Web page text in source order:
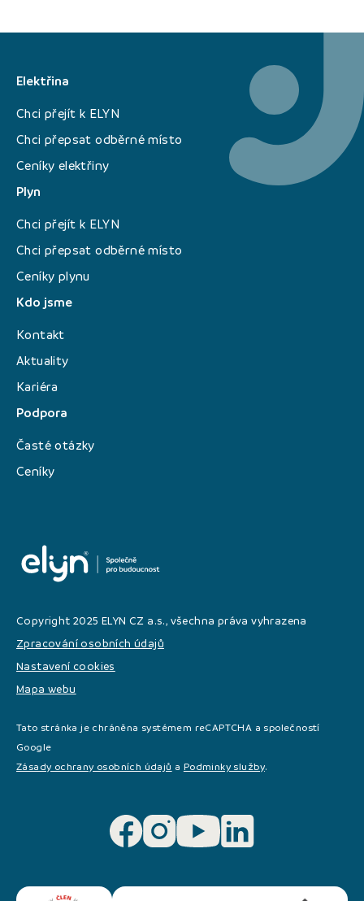
Elektřina
Chci přejít k ELYN
Chci přepsat odběrné místo
Ceníky elektřiny
Plyn
Chci přejít k ELYN
Chci přepsat odběrné místo
Ceníky plynu
Kdo jsme
Kontakt
Aktuality
Kariéra
Podpora
Časté otázky
Ceníky
Copyright 2025 ELYN CZ a.s., všechna práva vyhrazena
Zpracování osobních údajů
Nastavení cookies
Mapa webu
Tato stránka je chráněna systémem reCAPTCHA a společností
Google
Zásady ochrany osobních údajů a Podminky služby.